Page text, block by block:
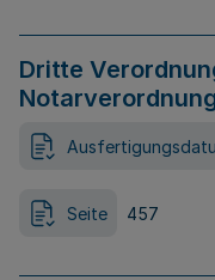
Dritte
Seite 457